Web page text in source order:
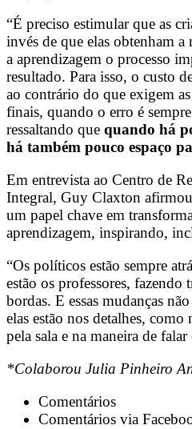
“É preciso estimular que as
invés de que elas obtenham
a aprendizagem o processo
resultado. Para isso, o custo
ao contrário do que exigem
finais, quando o erro é
ressaltando que quando há
há também pouco espaço
Em entrevista ao Centro de
Integral, Guy Claxton
um papel chave em
aprendizagem, inspirando,
“Os políticos estão sempre
estão os professores, fazendo
bordas. E essas mudanças
elas estão nos detalhes, como
pela sala e na maneira de
*Colaborou Julia Pinheiro
Comentários
Comentários via